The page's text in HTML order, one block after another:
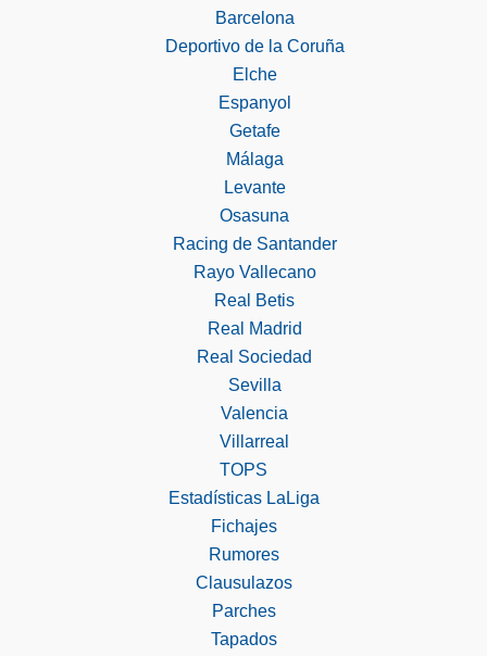
Barcelona
Deportivo de la Coruña
Elche
Espanyol
Getafe
Málaga
Levante
Osasuna
Racing de Santander
Rayo Vallecano
Real Betis
Real Madrid
Real Sociedad
Sevilla
Valencia
Villarreal
TOPS
Estadísticas LaLiga
Fichajes
Rumores
Clausulazos
Parches
Tapados